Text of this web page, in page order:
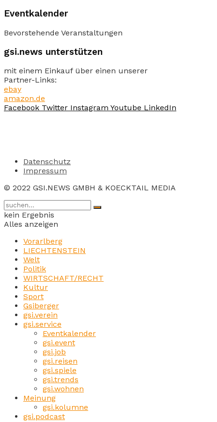
Eventkalender
Bevorstehende Veranstaltungen
gsi.news unterstützen
mit einem Einkauf über einen unserer
Partner-Links:
ebay
amazon.de
Facebook Twitter Instagram Youtube LinkedIn
Datenschutz
Impressum
© 2022 GSI.NEWS GMBH & KOECKTAIL MEDIA
kein Ergebnis
Alles anzeigen
Vorarlberg
LIECHTENSTEIN
Welt
Politik
WIRTSCHAFT/RECHT
Kultur
Sport
Gsiberger
gsi.verein
gsi.service
Eventkalender
gsi.event
gsi.job
gsi.reisen
gsi.spiele
gsi.trends
gsi.wohnen
Meinung
gsi.kolumne
gsi.podcast